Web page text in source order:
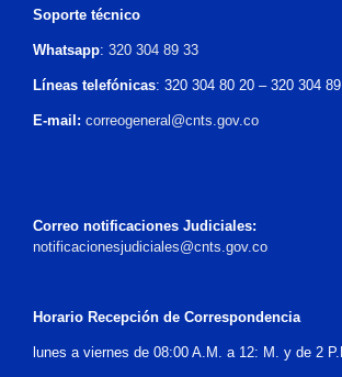
Soporte técnico
Whatsapp: 320 304 89 33
Líneas telefónicas: 320 304 80 20 – 320 304
E-mail: correogeneral@cnts.gov.co
Correo notificaciones Judiciales:
notificacionesjudiciales@cnts.gov.co
Horario Recepción de Correspondencia
lunes a viernes de 08:00 A.M. a 12: M. y de 2